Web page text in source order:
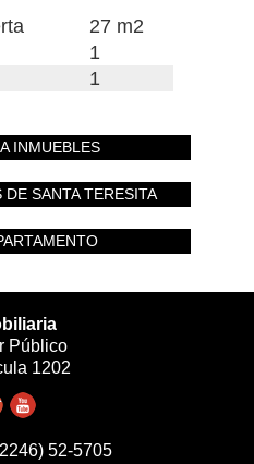
27 m2
1
1
INMUEBLES
SANTA TERESITA
Público
1202
52-5705